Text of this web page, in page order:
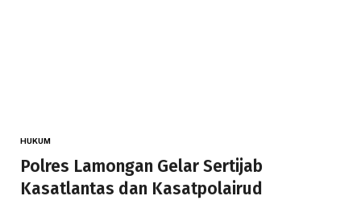
HUKUM
Polres Lamongan Gelar Sertijab
Kasatlantas dan Kasatpolairud